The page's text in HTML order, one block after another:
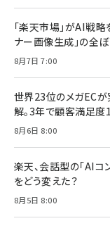
「楽天市場」がAI戦略
ナー画像生成」の全
8月7日 7:00
世界23位のメガECが
解。3年で顧客満足
8月6日 8:00
楽天、会話型の「AIコ
をどう変えた？
8月5日 8:00